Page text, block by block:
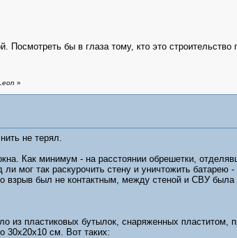
бы в глаза тому, кто это
»
не терял.
Как минимум - на расстоянии обрешетки,
мог так раскурочить стену и уничтожить
взрыв был не контактным, между стеной и СВУ
из пластиковых бутылок, снаряженных
30х20х10 см. Вот таких: